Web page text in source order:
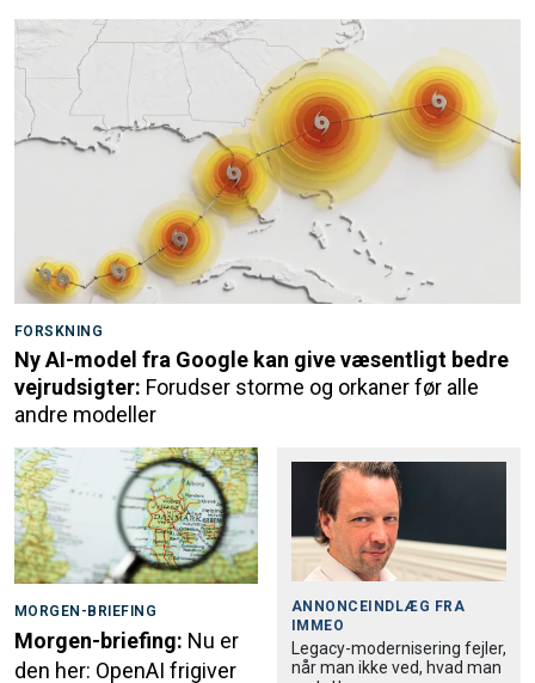
FORSKNING
Ny AI-model fra Google kan give væsentligt bedre
vejrudsigter: Forudser storme og orkaner før alle
andre modeller
MORGEN-BRIEFING
Morgen-briefing: Nu er
den her: OpenAI frigiver
ANNONCEINDLÆG FRA
IMMEO
Legacy-modernisering fejler,
når man ikke ved, hvad man